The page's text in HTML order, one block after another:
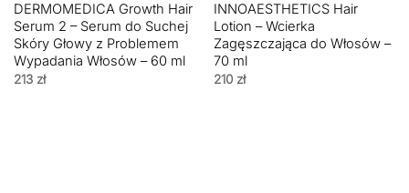
DERMOMEDICA Growth Hair
Serum 2 – Serum do Suchej
Skóry Głowy z Problemem
Wypadania Włosów – 60 ml
213 zł
INNOAESTHETICS Hair
Lotion – Wcierka
Zagęszczająca do Włosów –
70 ml
210 zł